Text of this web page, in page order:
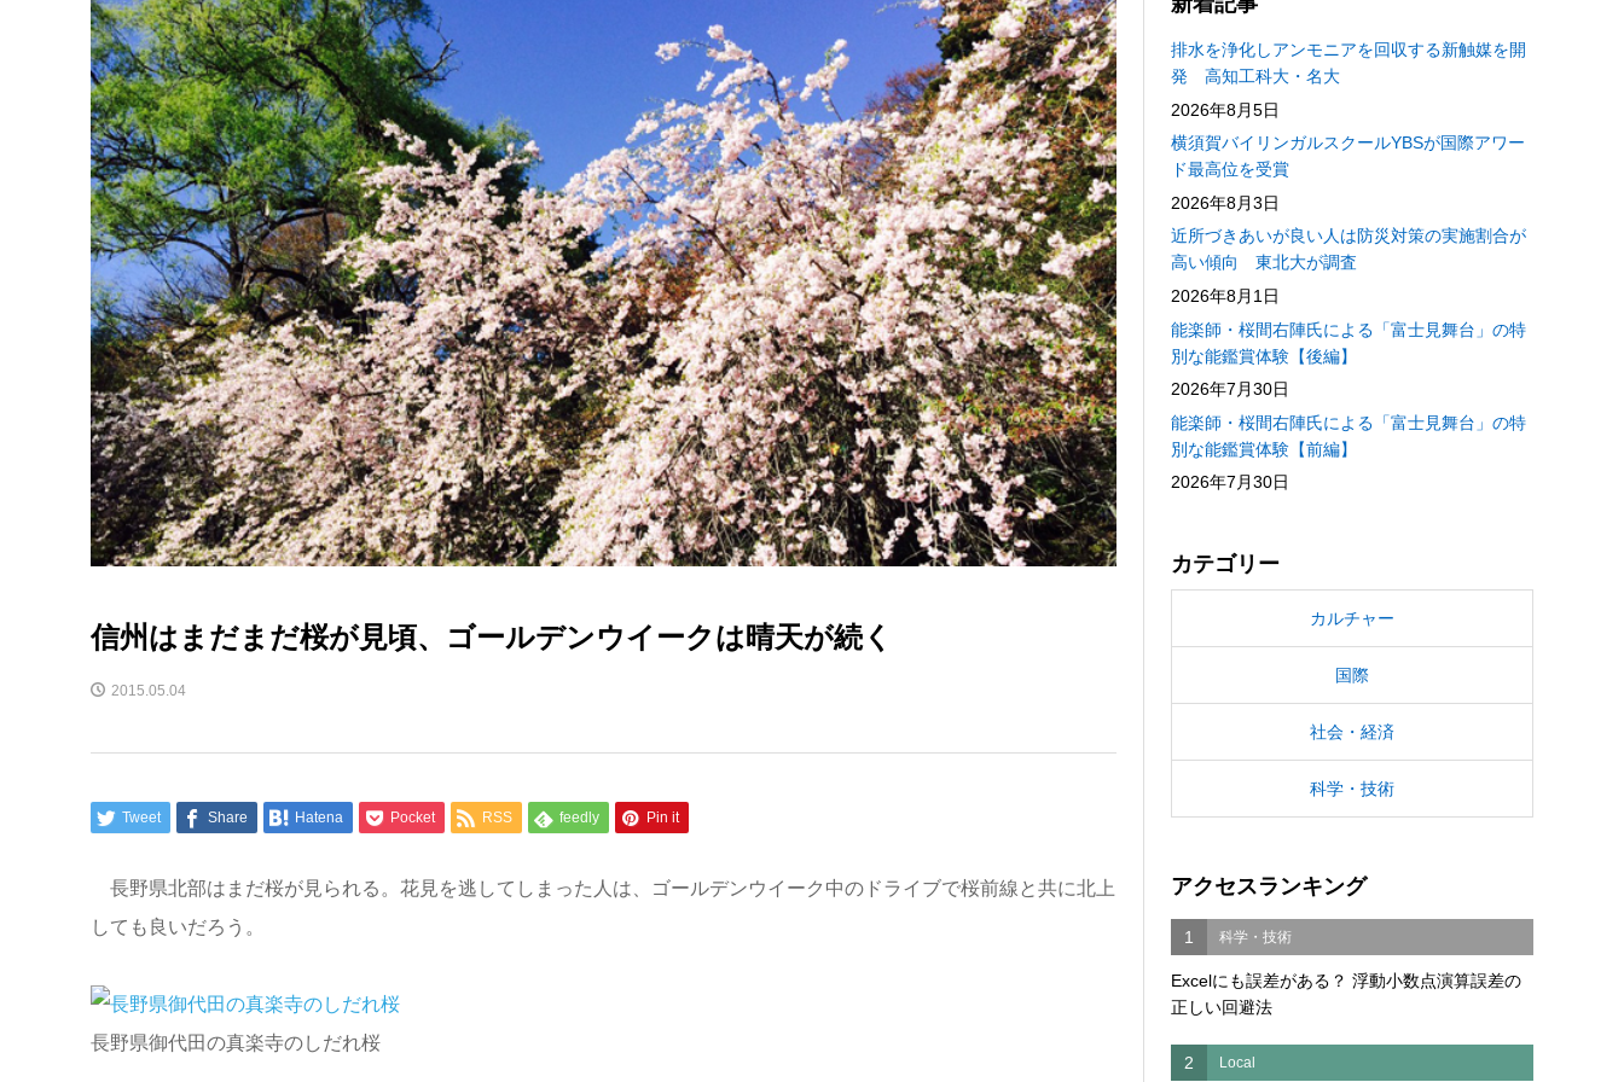
信州はまだまだ桜が見頃、ゴールデンウイークは晴天が続く
2015.05.04
Tweet Share Hatena Pocket RSS feedly Pin it
長野県北部はまだ桜が見られる。花見を逃してしまった人は、ゴールデンウイーク中のドライブで桜前線と共に北上
しても良いだろう。
長野県御代田の真楽寺のしだれ桜
排水を浄化しアンモニアを回収する新触媒を開
発 高知工科大・名大
2026年8月5日
横須賀バイリンガルスクールYBSが国際アワー
ド最高位を受賞
2026年8月3日
近所づきあいが良い人は防災対策の実施割合が
高い傾向 東北大が調査
2026年8月1日
能楽師・桜間右陣氏による「富士見舞台」の特
別な能鑑賞体験【後編】
2026年7月30日
能楽師・桜間右陣氏による「富士見舞台」の特
別な能鑑賞体験【前編】
2026年7月30日
カテゴリー
カルチャー
国際
社会・経済
科学・技術
アクセスランキング
1 科学・技術
Excelにも誤差がある？ 浮動小数点演算誤差の
正しい回避法
2 Local